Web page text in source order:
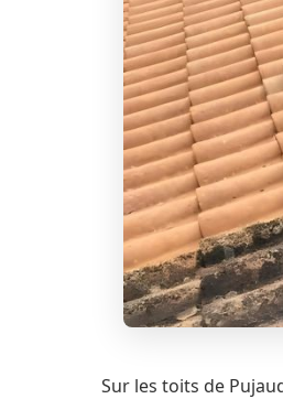
Sur les toits de